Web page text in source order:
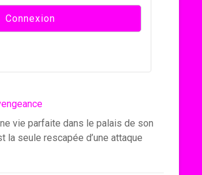
vie parfaite dans le palais de son
la seule rescapée d’une attaque